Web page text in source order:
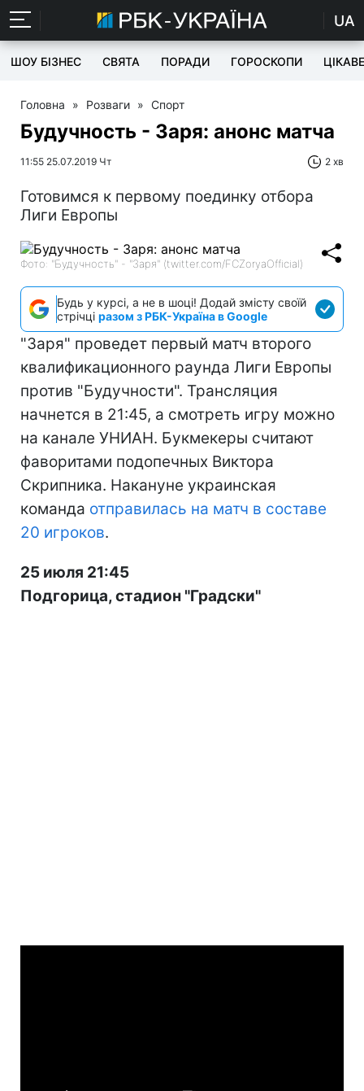
UA
ШОУ БІЗНЕС СВЯТА ПОРАДИ ГОРОСКОПИ ЦІКАВЕ
Головна » Розваги » Спорт
Будучность - Заря: анонс матча
11:55 25.07.2019 Чт 2 хв
Готовимся к первому поединку отбора
Лиги Европы
Фото: "Будучность" - "Заря" (twitter.com/FCZoryaOfficial)
Будь у курсі, а не в шоці! Додай змісту своїй
стрічці разом з РБК-Україна в Google
"Заря" проведет первый матч второго
квалификационного раунда Лиги Европы
против "Будучности". Трансляция
начнется в 21:45, а смотреть игру можно
на канале УНИАН. Букмекеры считают
фаворитами подопечных Виктора
Скрипника. Накануне украинская
команда отправилась на матч в составе
20 игроков.
25 июля 21:45
Подгорица, стадион "Градски"